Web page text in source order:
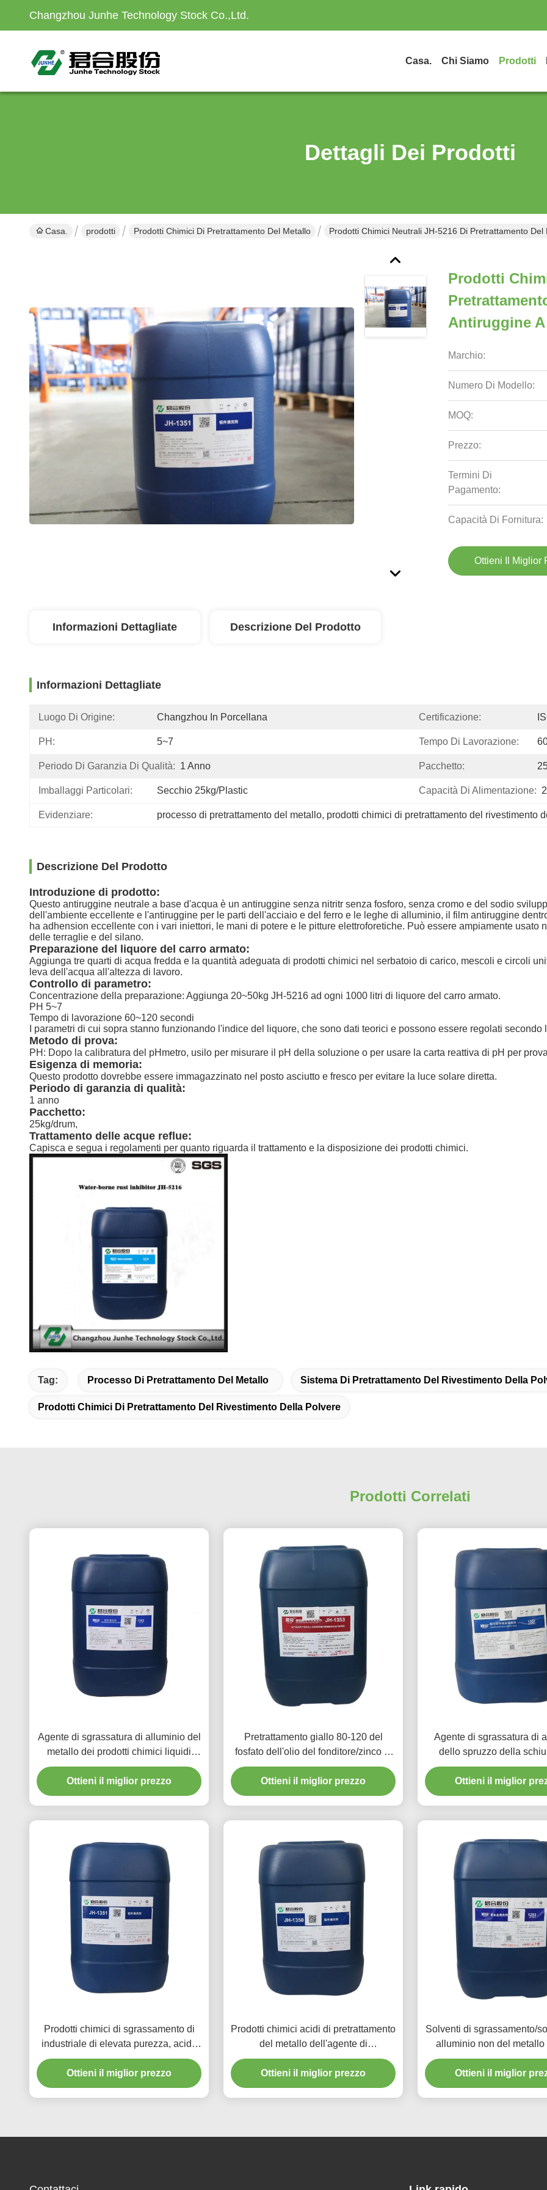
Changzhou Junhe Technology Stock Co.,Ltd.
Casa. Chi Siamo Prodotti
Dettagli Dei Prodotti
Casa. prodotti Prodotti Chimici Di Pretrattamento Del Metallo Prodotti Chimici Neutrali JH-5216 Di Pretrattamento
Prodotti
Antiruggine
Marchio:
Numero Di Modello:
MOQ:
Prezzo:
Termini Di
Pagamento:
Capacità Di Fornitura:
Ottieni Il Miglior
Informazioni Dettagliate Descrizione Del Prodotto
Informazioni Dettagliate
Luogo Di Origine: Changzhou In Porcellana Certificazione:
PH: 5~7 Tempo Di Lavorazione:
Periodo Di Garanzia Di Qualità: 1 Anno Pacchetto:
Imballaggi Particolari: Secchio 25kg/Plastic Capacità Di Alimentazione:
Evidenziare: processo di pretrattamento del metallo, prodotti chimici di pretrattamento del rivestimento
Descrizione Del Prodotto
Introduzione di prodotto:
Questo antiruggine neutrale a base d'acqua è un antiruggine senza nitritr senza fosforo, senza cromo e del sodio
dell'ambiente eccellente e l'antiruggine per le parti dell'acciaio e del ferro e le leghe di alluminio, il film antiruggine
ha adhension eccellente con i vari iniettori, le mani di potere e le pitture elettroforetiche. Può essere ampiamente
delle terraglie e del silano.
Preparazione del liquore del carro armato:
Aggiunga tre quarti di acqua fredda e la quantità adeguata di prodotti chimici nel serbatoio di carico, mescoli e circoli
leva dell'acqua all'altezza di lavoro.
Controllo di parametro:
Concentrazione della preparazione: Aggiunga 20~50kg JH-5216 ad ogni 1000 litri di liquore del carro armato.
PH 5~7
Tempo di lavorazione 60~120 secondi
I parametri di cui sopra stanno funzionando l'indice del liquore, che sono dati teorici e possono essere regolati secondo
Metodo di prova:
PH: Dopo la calibratura del pHmetro, usilo per misurare il pH della soluzione o per usare la carta reattiva di pH per
Esigenza di memoria:
Questo prodotto dovrebbe essere immagazzinato nel posto asciutto e fresco per evitare la luce solare diretta.
Periodo di garanzia di qualità:
1 anno
Pacchetto:
25kg/drum,
Trattamento delle acque reflue:
Capisca e segua i regolamenti per quanto riguarda il trattamento e la disposizione dei prodotti chimici.
Tag: Processo Di Pretrattamento Del Metallo Sistema Di Pretrattamento Del Rivestimento Della
Prodotti Chimici Di Pretrattamento Del Rivestimento Della Polvere
Prodotti Correlati
Agente di sgrassatura di alluminio del
metallo dei prodotti chimici liquidi
giallastri di pretrattamento
Ottieni il miglior prezzo
Pretrattamento giallo 80-120 del
fosfato dell'olio del fonditore/zinco di
distacco dello stearato di zinco
Ottieni il miglior prezzo
Agente di sgrassatura di
dello spruzzo della
metallo dei prodotti
pretrattamento
Ottieni il miglior
Prodotti chimici di sgrassamento di
industriale di elevata purezza, acido
di alluminio del pulitore
Ottieni il miglior prezzo
Prodotti chimici acidi di pretrattamento
del metallo dell'agente di
sgrassamento per le parti di alluminio
Ottieni il miglior prezzo
Solventi di sgrassamento/
alluminio non del metallo
tossica di pulizia
Ottieni il miglior